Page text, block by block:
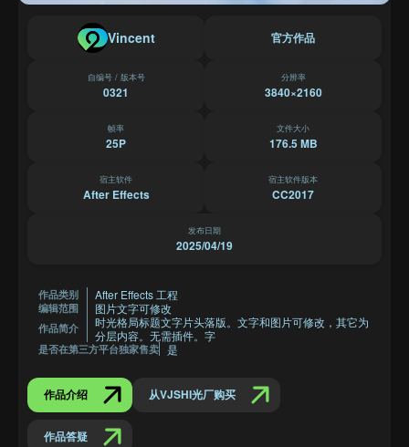
Vincent 官方作品
自编号 / 版本号
0321
分辨率
3840×2160
帧率
25P
文件大小
176.5 MB
宿主软件
After Effects
宿主软件版本
CC2017
发布日期
2025/04/19
作品类别 After Effects 工程
编辑范围 图片文字可修改
作品简介
时光格局标题文字片头落版。文字和图片可修改，其它为
分层内容。无需插件。字
是否在第三方平台独家售卖 是
作品介绍 从VJSHI光厂购买
作品答疑